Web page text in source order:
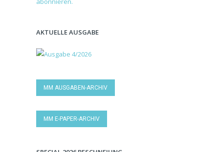
AKTUELLE AUSGABE
MM AUSGABEN-ARCHIV
MM E-PAPER-ARCHIV